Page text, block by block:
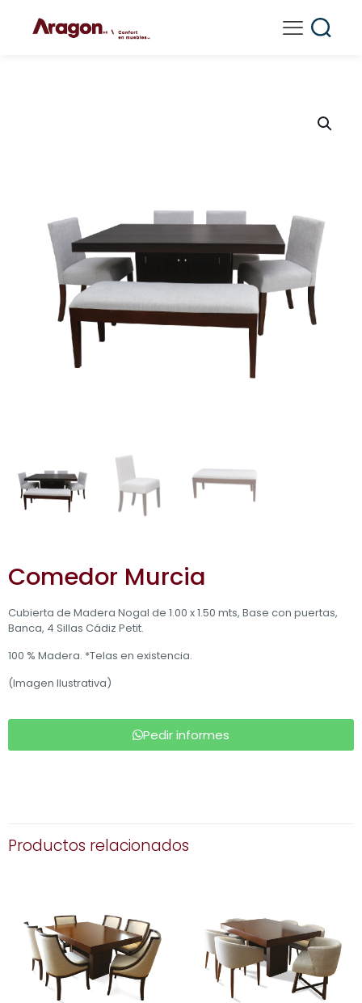
Comedor Murcia
Cubierta de Madera Nogal de 1.00 x 1.50 mts, Base con puertas,
Banca, 4 Sillas Cádiz Petit.
100 % Madera. *Telas en existencia.
(Imagen Ilustrativa)
Pedir informes
Productos relacionados